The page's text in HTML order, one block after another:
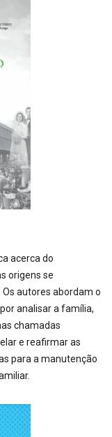
acerca do
origens se
autores abordam o
analisar a família,
chamadas
e reafirmar as
para a manutenção